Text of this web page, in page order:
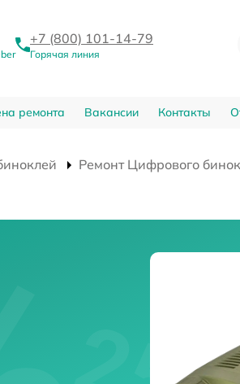
+7 (800) 101-14-79
Горячая линия
ремонта Вакансии Контакты
Ремонт Цифрового